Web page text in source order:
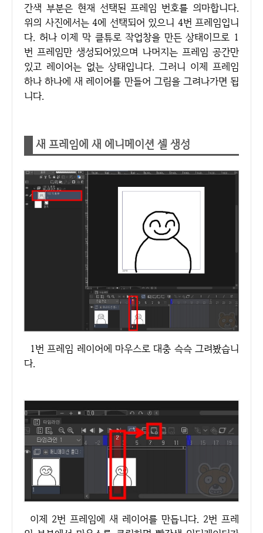
간색 부분은 현재 선택된 프레임 번호를 의마합니다.
위의 사진에서는 4에 선택되어 있으니 4번 프레임입니
다. 허나 이제 막 클튜로 작업창을 만든 상태이므로 1
번 프레임만 생성되어있으며 나머지는 프레임 공간만
있고 레이어는 없는 상태입니다. 그러니 이제 프레임
하나 하나에 새 레이어를 만들어 그림을 그려나가면 됩
니다.
새 프레임에 새 에니메이션 셀 생성
1번 프레임 레이어에 마우스로 대충 슥슥 그려봤습니
다.
이제 2번 프레임에 새 레이어를 만듭니다. 2번 프레